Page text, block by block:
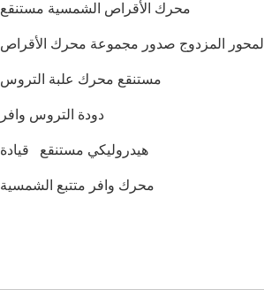
محرك الأقراص الشمسية مستنقع
المحور المزدوج صدور مجموعة محرك الأقراص
مستنقع محرك علبة التروس
دودة التروس وافر
هيدروليكي مستنقع قيادة
محرك وافر متتبع الشمسية